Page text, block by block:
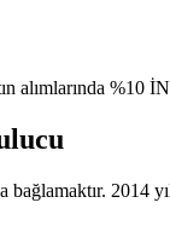
alımlarında %10
2014